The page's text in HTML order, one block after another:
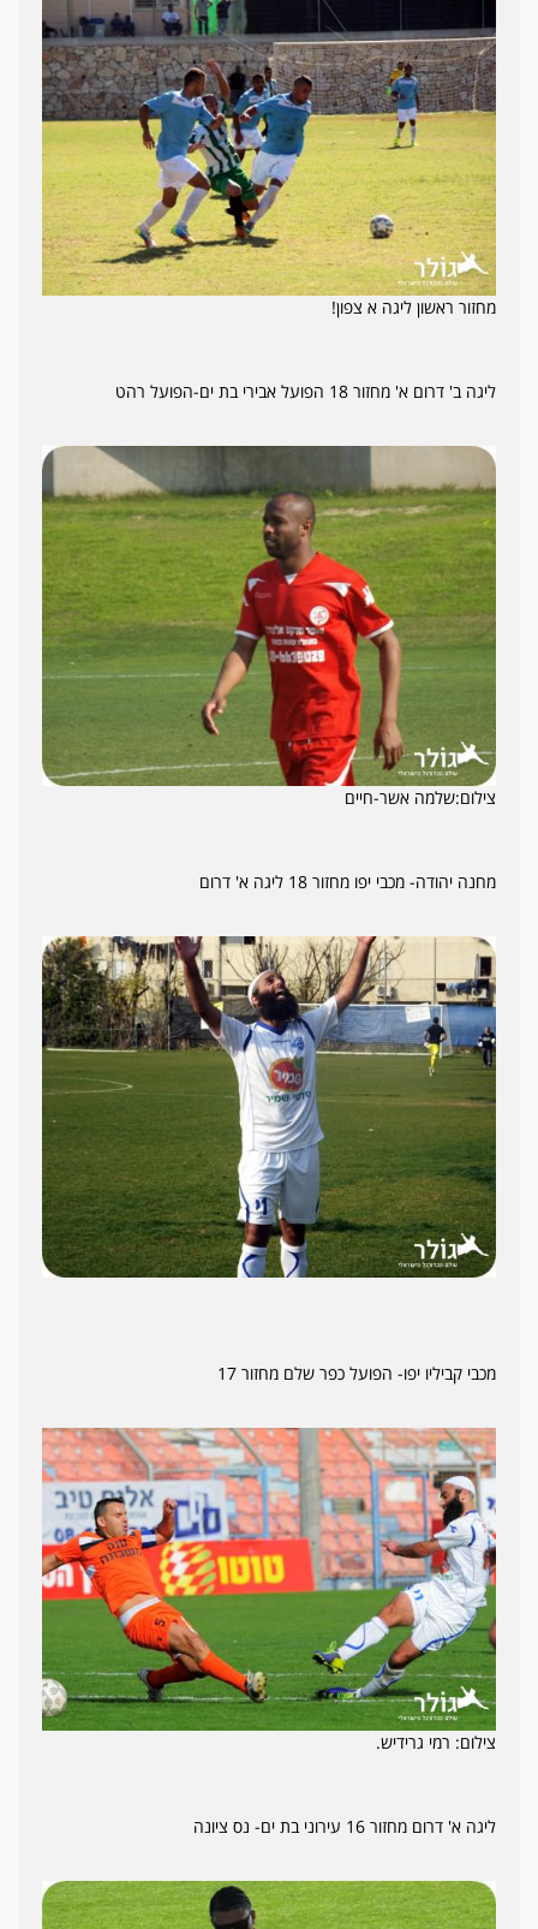
מחזור ראשון ליגה א צפון!
ליגה ב' דרום א' מחזור 18 הפועל אבירי בת ים-הפועל רהט
צילום:שלמה אשר-חיים
מחנה יהודה- מכבי יפו מחזור 18 ליגה א' דרום
מכבי קביליו יפו- הפועל כפר שלם מחזור 17
צילום: רמי גרידיש.
ליגה א' דרום מחזור 16 עירוני בת ים- נס ציונה